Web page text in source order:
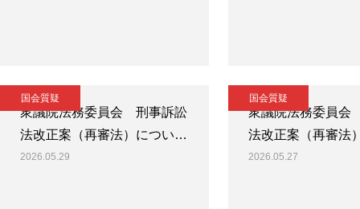
国会質疑
衆議院法務委員会 刑事訴訟
法改正案（再審法）につい…
2026.05.29
国会質疑
衆議院法務委員
法改正案（再審法
2026.05.27